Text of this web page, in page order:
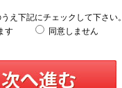
え下記にチェックして下さい。
す
同意しません